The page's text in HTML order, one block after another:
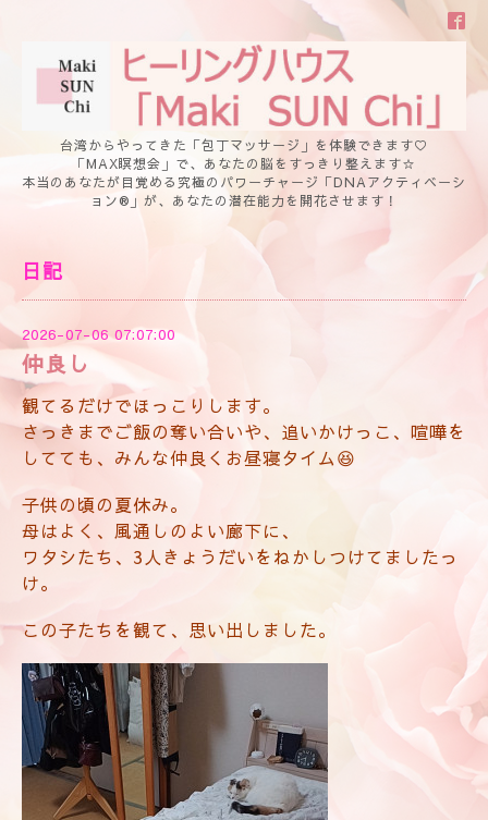
台湾からやってきた「包丁マッサージ」を体験できます♡
「MAX瞑想会」で、あなたの脳をすっきり整えます☆
本当のあなたが目覚める究極のパワーチャージ「DNAアクティベーシ
ョン®」が、あなたの潜在能力を開花させます！
日記
2026-07-06 07:07:00
仲良し
観てるだけでほっこりします。
さっきまでご飯の奪い合いや、追いかけっこ、喧嘩を
してても、みんな仲良くお昼寝タイム😆
子供の頃の夏休み。
母はよく、風通しのよい廊下に、
ワタシたち、3人きょうだいをねかしつけてましたっ
け。
この子たちを観て、思い出しました。